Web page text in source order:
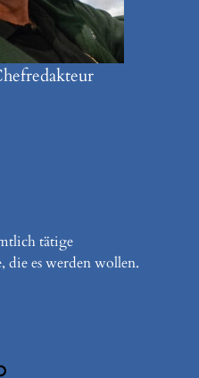
tätige
die es werden wollen.